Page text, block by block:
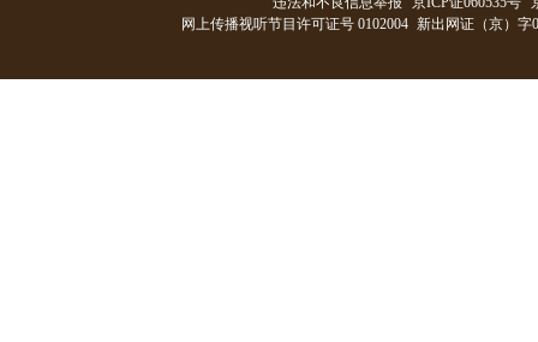
网上传播视听节目许可证号 0102004 新出网证（京）